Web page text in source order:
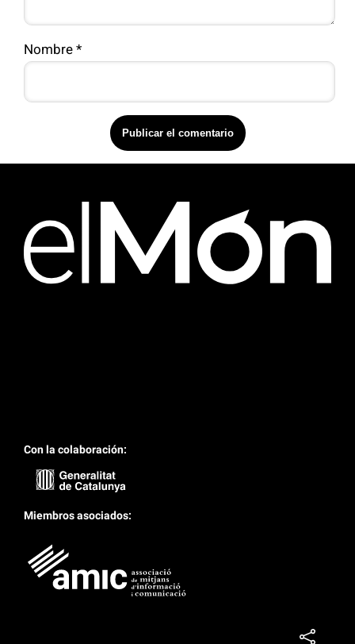
Nombre *
Con la colaboración:
Miembros asociados: